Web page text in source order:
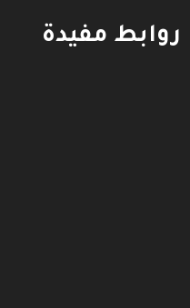
روابط مفيدة